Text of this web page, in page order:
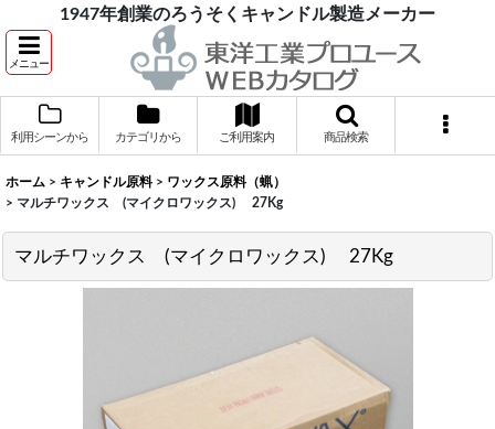
1947年創業のろうそくキャンドル製造メーカー
メニュー
利用シーンから カテゴリから ご利用案内 商品検索
ホーム > キャンドル原料 > ワックス原料（蝋）
> マルチワックス (マイクロワックス) 27Kg
マルチワックス (マイクロワックス) 27Kg